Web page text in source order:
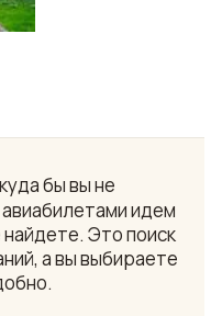
бы вы не
идем
Это поиск
а вы выбираете